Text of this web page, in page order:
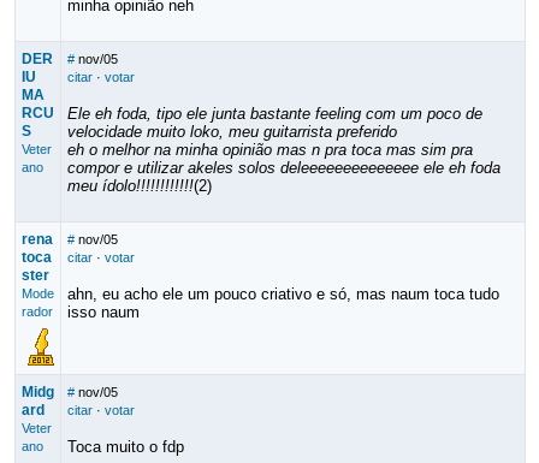
minha opinião neh
DER
IU
MA
RCU
S
Veter
ano
# nov/05
citar· votar
Ele eh foda, tipo ele junta bastante feeling com um poco de
velocidade muito loko, meu guitarrista preferido
eh o melhor na minha opinião mas n pra toca mas sim pra
compor e utilizar akeles solos deleeeeeeeeeeeeee ele eh foda
meu ídolo!!!!!!!!!!!!(2)
rena
toca
ster
Mode
rador
# nov/05
citar· votar
ahn, eu acho ele um pouco criativo e só, mas naum toca tudo
isso naum
Midg
ard
Veter
ano
# nov/05
citar· votar
Toca muito o fdp